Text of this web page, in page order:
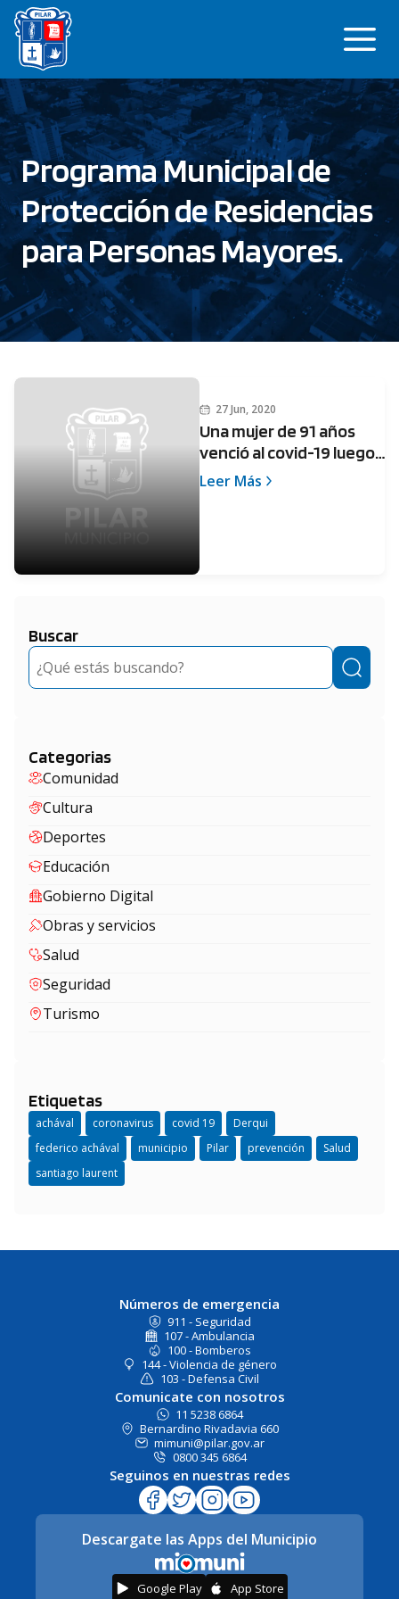
Saltar
contenido
Programa Municipal de
Protección de Residencias
para Personas Mayores.
27 Jun, 2020
Una mujer de 91 años
venció al covid-19 luego
de tratarse en el
Leer Más
Buscar
Buscar
Categorias
Comunidad
Cultura
Deportes
Educación
Gobierno Digital
Obras y servicios
Salud
Seguridad
Turismo
Etiquetas
achával coronavirus covid 19
Derqui
federico achával
municipio Pilar prevención
Salud
santiago laurent
Números de emergencia
911 - Seguridad
107 - Ambulancia
100 - Bomberos
144 - Violencia de género
103 - Defensa Civil
Comunicate con nosotros
11 5238 6864
Bernardino Rivadavia 660
mimuni@pilar.gov.ar
0800 345 6864
Seguinos en nuestras redes
Descargate las Apps del Municipio
Google Play App Store